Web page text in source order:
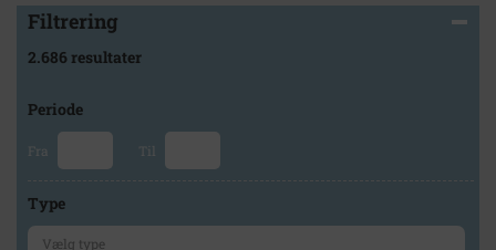
Filtrering
2.686 resultater
Periode
Fra Til
Type